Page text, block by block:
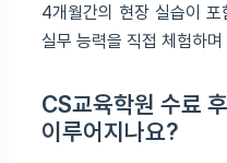
4개월간의 현장 실습이
실무 능력을 직접 체험하
CS교육학원 수료
이루어지나요?